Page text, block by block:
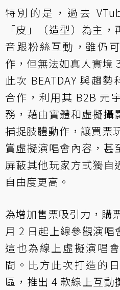
特別的是，過去
「皮」（造型）為主
音跟粉絲互動，雖仍
作，但無法如真人實境
此次 BEATDAY 與趨
合作，利用其 B2B 元
務，藉由實體和虛擬攝
捕捉肢體動作，讓買票
賞虛擬演唱會內容，甚
屏蔽其他玩家方式獨自
自由度更高。
為增加售票吸引力，購
月 2 日起上線參觀演
這也為線上虛擬演唱
間。比方此次打造的
區，推出 4 款線上互動